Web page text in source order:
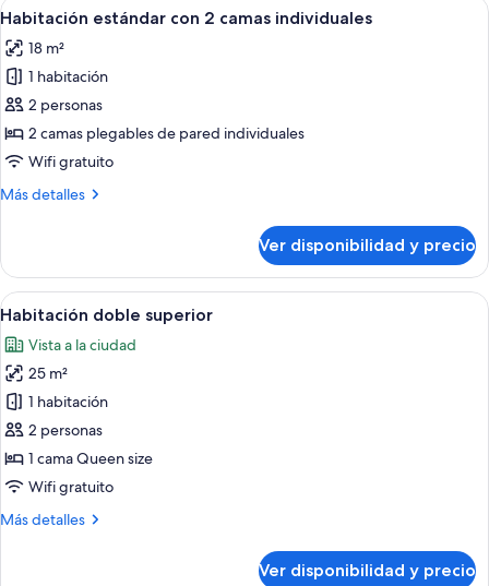
Ver
todas
las
fotos
de
Habitación
estándar
2
7
Habitación estándar con 2 camas individuales
18 m²
1 habitación
2 personas
2 camas plegables de pared individuales
Wifi gratuito
Más detalles
Más
estándar
con
2
individuales
Ver disponibilidad y precio
Ver
todas
las
fotos
de
Habitación
doble
superior
Una habitación de hotel con un
8
Habitación doble superior
Vista a la ciudad
25 m²
1 habitación
2 personas
1 cama Queen size
Wifi gratuito
Más detalles
Más
Ver disponibilidad y precio